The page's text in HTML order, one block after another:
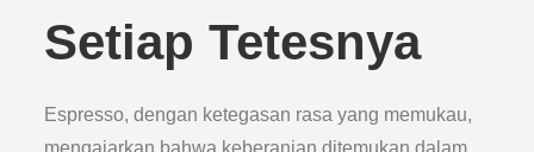
Setiap Tetesnya
Espresso, dengan ketegasan rasa yang memukau,
mengajarkan bahwa keberanian ditemukan dalam